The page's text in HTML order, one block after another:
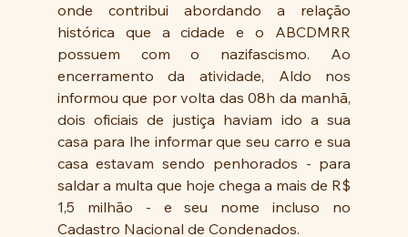
onde contribui abordando a relação
histórica que a cidade e o ABCDMRR
possuem com o nazifascismo. Ao
encerramento da atividade, Aldo nos
informou que por volta das 08h da manhã,
dois oficiais de justiça haviam ido a sua
casa para lhe informar que seu carro e sua
casa estavam sendo penhorados - para
saldar a multa que hoje chega a mais de R$
1,5 milhão - e seu nome incluso no
Cadastro Nacional de Condenados.